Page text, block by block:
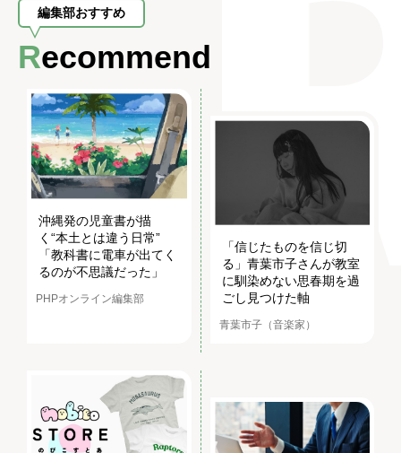
編集部おすすめ
Recommend
沖縄発の児童書が描
く“本土とは違う日常”
「教科書に電車が出てく
るのが不思議だった」
PHPオンライン編集部
「信じたものを信じ切
る」青葉市子さんが教室
に馴染めない思春期を過
ごし見つけた軸
青葉市子（音楽家）